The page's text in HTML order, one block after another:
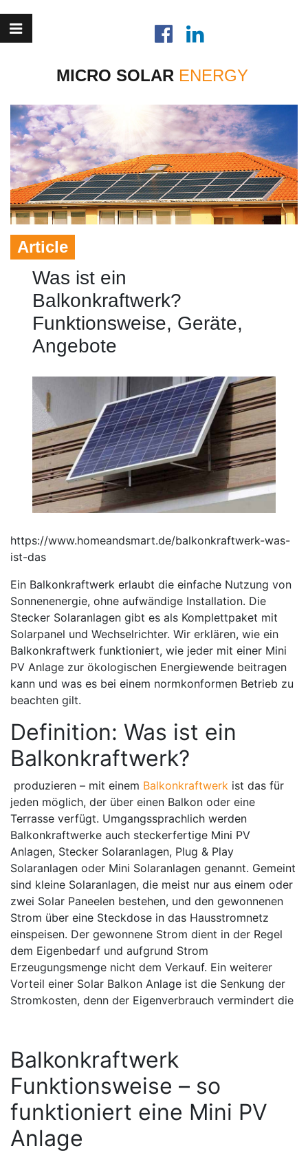
MICRO SOLAR
Article
Was ist ein
Balkonkraftwerk?
Funktionsweise, Geräte,
Angebote
https://www.homeandsmart.de/balkonkraftwerk-was-
ist-das
Ein Balkonkraftwerk erlaubt die einfache Nutzung von
Sonnenenergie, ohne aufwändige Installation. Die
Stecker Solaranlagen gibt es als Komplettpaket mit
Solarpanel und Wechselrichter. Wir erklären, wie ein
Balkonkraftwerk funktioniert, wie jeder mit einer Mini
PV Anlage zur ökologischen Energiewende beitragen
kann und was es bei einem normkonformen Betrieb zu
beachten gilt.
Definition: Was ist ein
Balkonkraftwerk?
produzieren – mit einem Balkonkraftwerk ist das für
jeden möglich, der über einen Balkon oder eine
Terrasse verfügt. Umgangssprachlich werden
Balkonkraftwerke auch steckerfertige Mini PV
Anlagen, Stecker Solaranlagen, Plug & Play
Solaranlagen oder Mini Solaranlagen genannt. Gemeint
sind kleine Solaranlagen, die meist nur aus einem oder
zwei Solar Paneelen bestehen, und den gewonnenen
Strom über eine Steckdose in das Hausstromnetz
einspeisen. Der gewonnene Strom dient in der Regel
dem Eigenbedarf und aufgrund Strom
Erzeugungsmenge nicht dem Verkauf. Ein weiterer
Vorteil einer Solar Balkon Anlage ist die Senkung der
Stromkosten, denn der Eigenverbrauch vermindert die
Balkonkraftwerk
Funktionsweise – so
funktioniert eine Mini PV
Anlage